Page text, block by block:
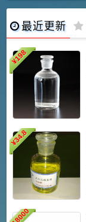
最近更新
¥
198
¥
34.8
18000